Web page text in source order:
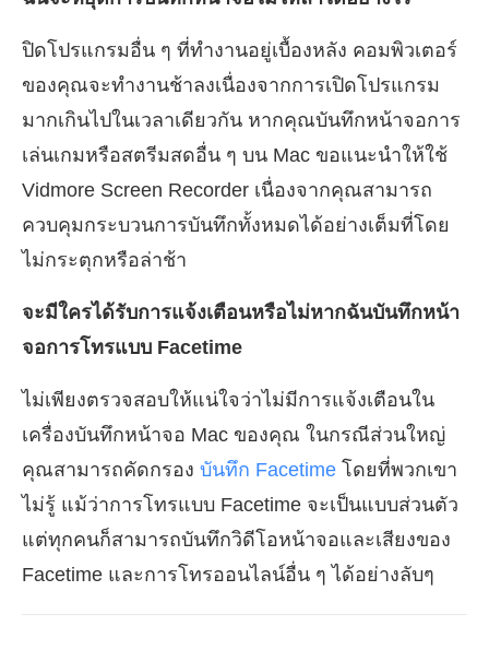
ปิดโปรแกรมอื่น ๆ ที่ทำงานอยู่เบื้องหลัง คอมพิวเตอร์
ของคุณจะทำงานช้าลงเนื่องจากการเปิดโปรแกรม
มากเกินไปในเวลาเดียวกัน หากคุณบันทึกหน้าจอการ
เล่นเกมหรือสตรีมสดอื่น ๆ บน Mac ขอแนะนำให้ใช้
Vidmore Screen Recorder เนื่องจากคุณสามารถ
ควบคุมกระบวนการบันทึกทั้งหมดได้อย่างเต็มที่โดย
ไม่กระตุกหรือล่าช้า
จะมีใครได้รับการแจ้งเตือนหรือไม่หากฉันบันทึกหน้า
จอการโทรแบบ Facetime
ไม่เพียงตรวจสอบให้แน่ใจว่าไม่มีการแจ้งเตือนใน
เครื่องบันทึกหน้าจอ Mac ของคุณ ในกรณีส่วนใหญ่
คุณสามารถคัดกรอง บันทึก Facetime โดยที่พวกเขา
ไม่รู้ แม้ว่าการโทรแบบ Facetime จะเป็นแบบส่วนตัว
แต่ทุกคนก็สามารถบันทึกวิดีโอหน้าจอและเสียงของ
Facetime และการโทรออนไลน์อื่น ๆ ได้อย่างลับๆ